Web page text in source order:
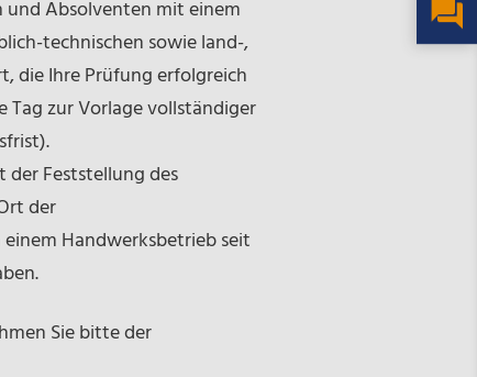
Absolventen mit einem
technischen sowie land-,
die Ihre Prüfung erfolgreich
Tag zur Vorlage vollständiger
Feststellung des
der
Handwerksbetrieb seit
Sie bitte der